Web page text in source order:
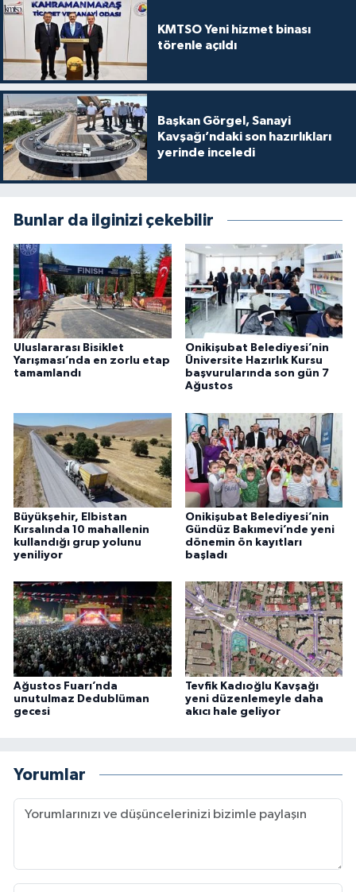
KMTSO Yeni hizmet binası
törenle açıldı
Başkan Görgel, Sanayi
Kavşağı’ndaki son hazırlıkları
yerinde inceledi
Bunlar da ilginizi çekebilir
Uluslararası Bisiklet
Yarışması’nda en zorlu etap
tamamlandı
Onikişubat Belediyesi’nin
Üniversite Hazırlık Kursu
başvurularında son gün 7
Ağustos
Büyükşehir, Elbistan
Kırsalında 10 mahallenin
kullandığı grup yolunu
yeniliyor
Onikişubat Belediyesi’nin
Gündüz Bakımevi’nde yeni
dönemin ön kayıtları
başladı
Ağustos Fuarı’nda
unutulmaz Dedublüman
gecesi
Tevfik Kadıoğlu Kavşağı
yeni düzenlemeyle daha
akıcı hale geliyor
Yorumlar